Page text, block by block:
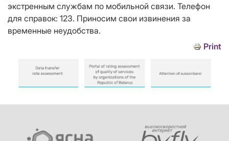
экстренным службам по мобильной связи. Телефон
для справок: 123. Приносим свои извинения за
временные неудобства.
Print